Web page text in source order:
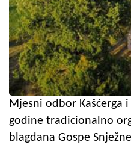
Mjesni odbor Kašćerga
godine tradicionalno
blagdana Gospe Snježne